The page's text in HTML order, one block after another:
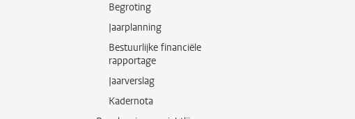
Begroting
Jaarplanning
Bestuurlijke financiële
rapportage
Jaarverslag
Kadernota